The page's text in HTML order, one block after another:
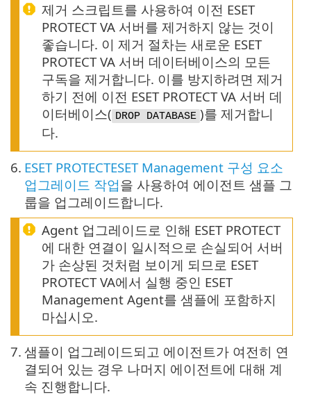
제거 스크립트를 사용하여 이전 ESET
PROTECT VA 서버를 제거하지 않는 것이
좋습니다. 이 제거 절차는 새로운 ESET
PROTECT VA 서버 데이터베이스의 모든
구독을 제거합니다. 이를 방지하려면 제거
하기 전에 이전 ESET PROTECT VA 서버 데
이터베이스( DROP DATABASE )를 제거합니
다.
6. ESET PROTECTESET Management 구성 요소
업그레이드 작업을 사용하여 에이전트 샘플 그
룹을 업그레이드합니다.
Agent 업그레이드로 인해 ESET PROTECT
에 대한 연결이 일시적으로 손실되어 서버
가 손상된 것처럼 보이게 되므로 ESET
PROTECT VA에서 실행 중인 ESET
Management Agent를 샘플에 포함하지
마십시오.
7. 샘플이 업그레이드되고 에이전트가 여전히 연
결되어 있는 경우 나머지 에이전트에 대해 계
속 진행합니다.